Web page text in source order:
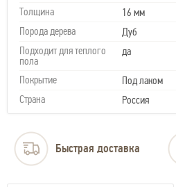
Толщина
16 мм
Порода дерева
Дуб
Подходит для теплого
пола
да
Покрытие
Под лаком
Страна
Россия
Быстрая доставка